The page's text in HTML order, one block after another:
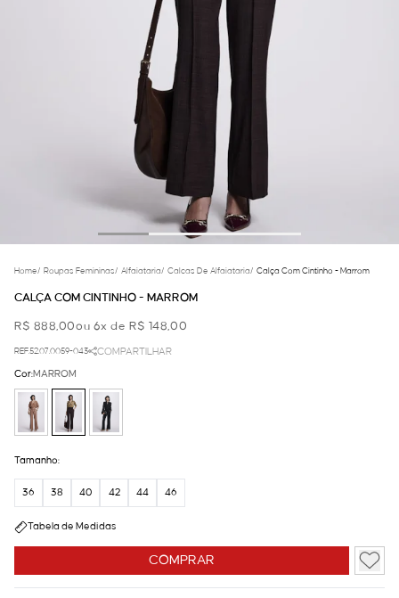
Home/ Roupas Femininas/ Alfaiataria/ Calcas De Alfaiataria/ Calça Com Cintinho - Marrom
CALÇA COM CINTINHO - MARROM
R$ 888,00ou 6x de R$ 148,00
REF.52.07.0059-043 COMPARTILHAR
COMPRAR
Cor:MARROM
Tamanho:
36 38 40 42 44 46
Tabela de Medidas